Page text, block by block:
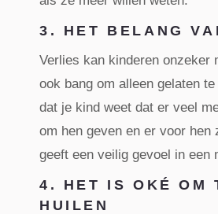
3. HET BELANG
Verlies kan kinderen onzeker
ook bang om alleen gelaten
dat je kind weet dat er veel
om hen geven en er voor hen
geeft een veilig gevoel in een
4. HET IS OKÉ OM
HUILEN